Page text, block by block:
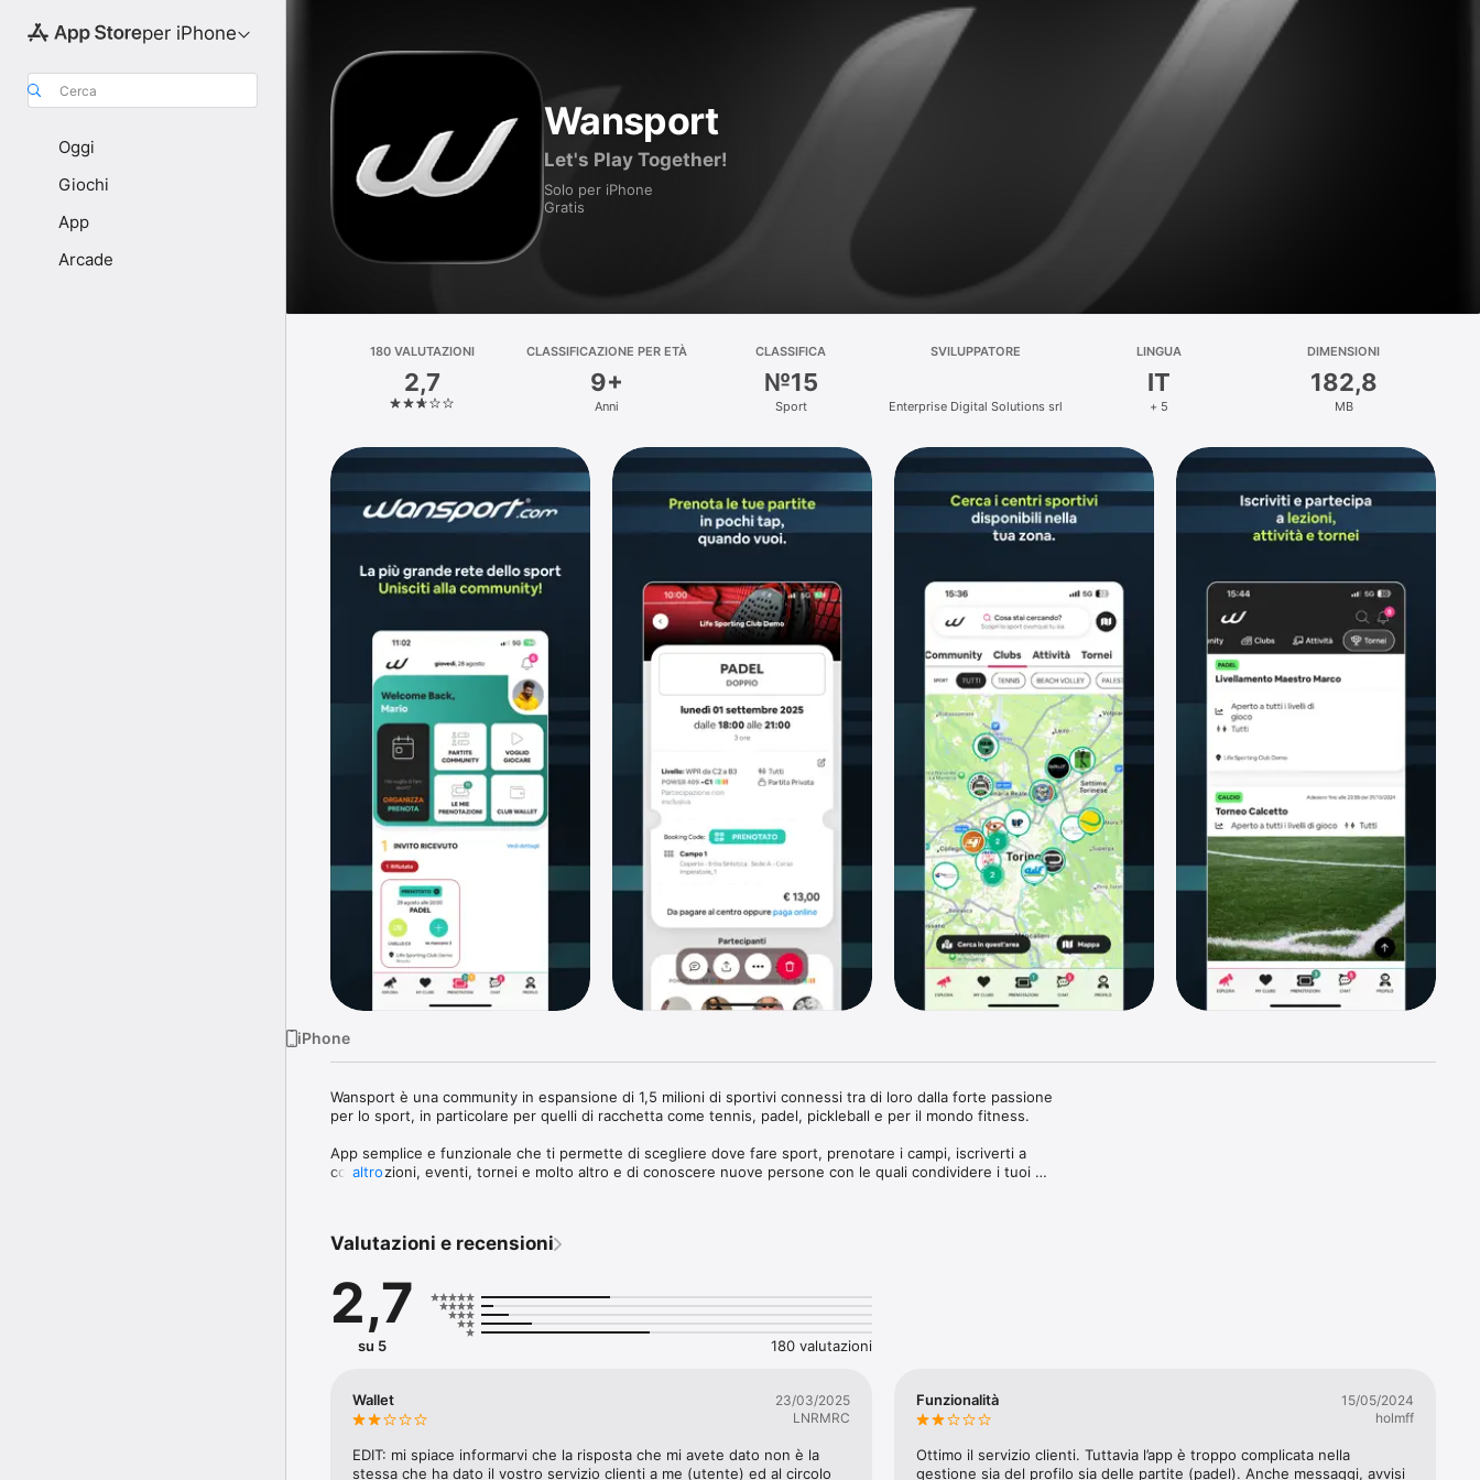
per iPhone
Cerca
Oggi
Giochi
App
Arcade
Wansport
Let's Play Together!
Solo per iPhone
Gratis
180 VALUTAZIONI
2,7
CLASSIFICAZIONE PER ETÀ
9+
Anni
CLASSIFICA
№15
Sport
SVILUPPATORE
Enterprise Digital Solutions srl
LINGUA
IT
+ 5
DIMENSIONI
182,8
MB
iPhone
Wansport è una community in espansione di 1,5 milioni di sportivi connessi tra di loro dalla forte passione
per lo sport, in particolare per quelli di racchetta come tennis, padel, pickleball e per il mondo fitness.
App semplice e funzionale che ti permette di scegliere dove fare sport, prenotare i campi, iscriverti a
corsi, lezioni, eventi, tornei e molto altro e di conoscere nuove persone con le quali condividere i tuoi
appassionante.
Scarica subito la App, associa il tuo profilo ai centri sportivi preferiti e PRENOTA IL CAMPO VICINO A TE o
INIZIA A FARE SPORT! Potrai in seguito invitare i tuoi amici o
aggiungerti ad una partita pubblica in organizzazione.
Con Wansport sarà semplicissimo organizzare una partita o una attività sportiva e prenotare un campo. Ti
giocatori con la tua stessa disponibilità. Invita i tuoi amici o cerca giocatori del tuo stesso livello e raccogli
le loro adesioni. Quando ci sono tutti, la partita si prenota automaticamente. Tutto in tempo reale.
altro
Valutazioni e recensioni
2,7
su 5 180 valutazioni
Wallet
23/03/2025
LNRMRC
EDIT: mi spiace informarvi che la risposta che mi avete dato non è la
stessa che ha dato il vostro servizio clienti a me (utente) ed al circolo
Funzionalità
15/05/2024
holmff
Ottimo il servizio clienti. Tuttavia l’app è troppo complicata nella
gestione sia del profilo sia delle partite (padel). Anche messaggi, avvisi